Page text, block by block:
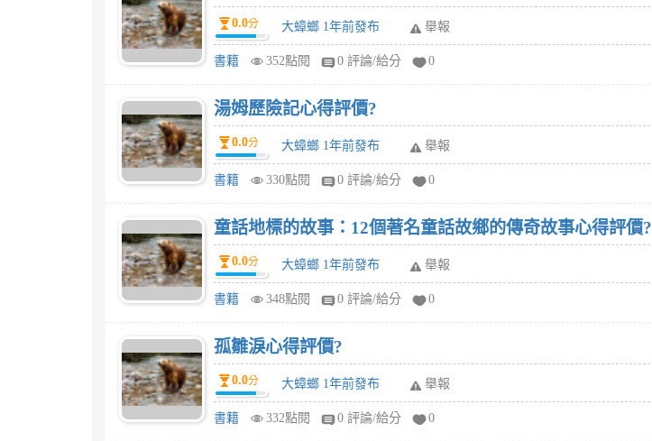
0.0分 大蟑螂 1年前發布 舉報
書籍 352點閱 0 評論/給分 0
湯姆歷險記心得評價?
0.0分 大蟑螂 1年前發布 舉報
書籍 330點閱 0 評論/給分 0
童話地標的故事：12個著名童話故鄉的傳奇故事心得評價?
0.0分 大蟑螂 1年前發布 舉報
書籍 348點閱 0 評論/給分 0
孤雛淚心得評價?
0.0分 大蟑螂 1年前發布 舉報
書籍 332點閱 0 評論/給分 0